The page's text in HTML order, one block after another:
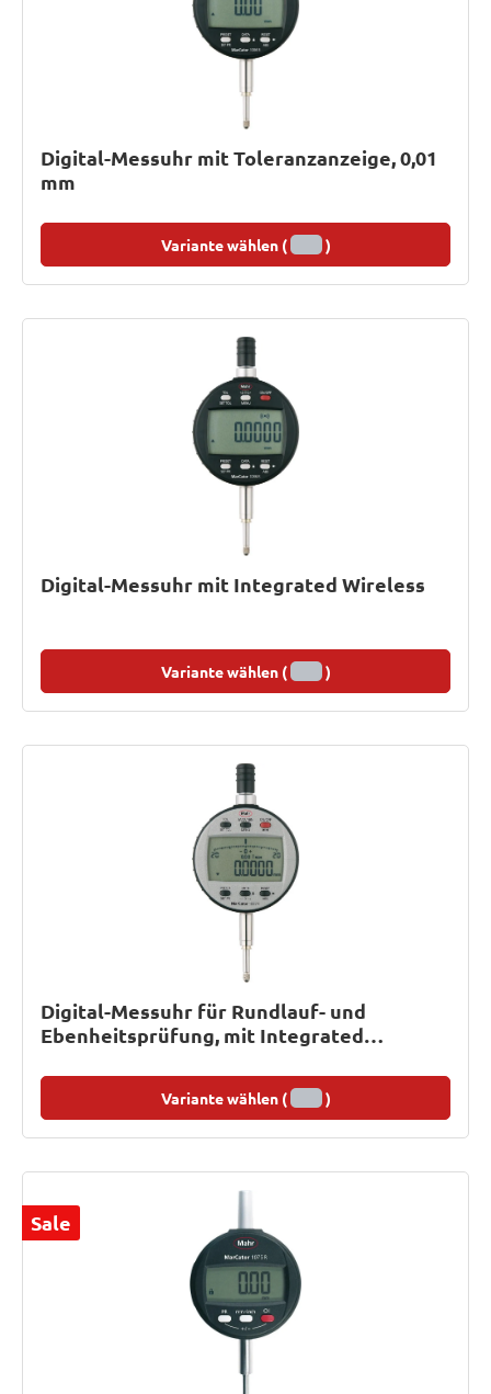
Digital-Messuhr mit Toleranzanzeige, 0,01
mm
Variante wählen ( )
Digital-Messuhr mit Integrated Wireless
Variante wählen ( )
Digital-Messuhr für Rundlauf- und
Ebenheitsprüfung, mit Integrated
Variante wählen ( )
Sale